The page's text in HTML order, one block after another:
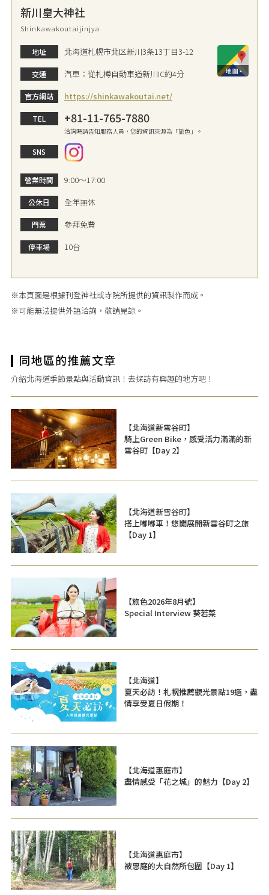
新川皇大神社
Shinkawakoutaijinjya
地址 北海道札幌市北区新川3条13丁目3-12
交通 汽車：從札樽自動車道新川IC約4分
官方網站 https://shinkawakoutai.net/
TEL +81-11-765-7880
洽詢時請告知服務人員，您的資訊來源為「旅色」。
SNS
營業時間 9:00～17:00
公休日 全年無休
門票 參拜免費
停車場 10台
※本頁面是根據刊登神社或寺院所提供的資訊製作而成。
※可能無法提供外語洽詢，敬請見諒。
介紹北海道季節景點與活動資訊！去探訪有興趣的地方吧！
【北海道新雪谷町】
騎上Green Bike，感受活力滿滿的新
雪谷町【Day 2】
【北海道新雪谷町】
搭上嘟嘟車！悠閒展開新雪谷町之旅
【Day 1】
【旅色2026年8月號】
Special Interview 葵若菜
【北海道】
夏天必訪！札幌推薦觀光景點19選，盡
情享受夏日假期！
【北海道惠庭市】
盡情感受「花之城」的魅力【Day 2】
【北海道惠庭市】
被惠庭的大自然所包圍【Day 1】